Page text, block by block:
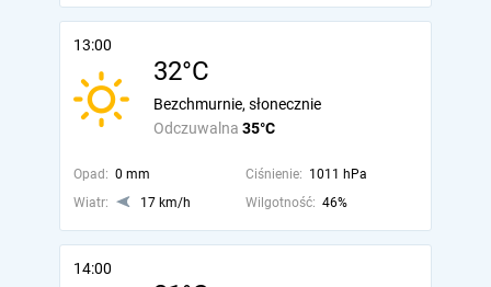
13:00
32°C
Odczuwalna 35°C
Bezchmurnie, słonecznie
Opad: 0 mm Ciśnienie: 1011 hPa
Wiatr:
17 km/h Wilgotność: 46%
14:00